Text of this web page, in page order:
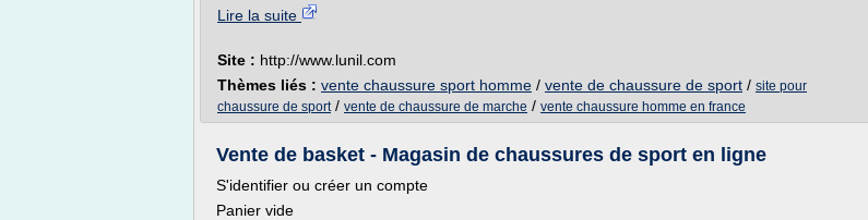
Lire la suite
Site : http://www.lunil.com
Thèmes liés : vente chaussure sport homme / vente de chaussure de sport / site pour
chaussure de sport/ vente de chaussure de marche / vente chaussure homme en france
Vente de basket - Magasin de chaussures de sport en ligne
S'identifier ou créer un compte
Panier vide